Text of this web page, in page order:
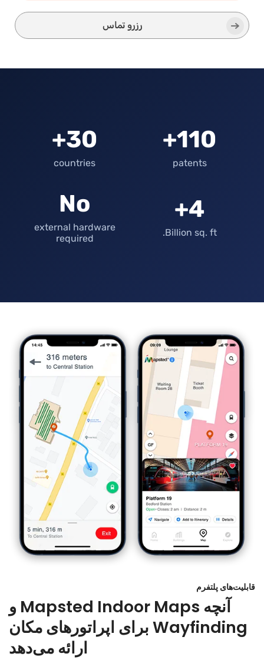
رزرو تماس
110+
patents
30+
countries
4+
Billion sq. ft.
No
external hardware
required
قابلیت‌های پلتفرم
آنچه Mapsted Indoor Maps و
Wayfinding برای اپراتورهای مکان
ارائه می‌دهد